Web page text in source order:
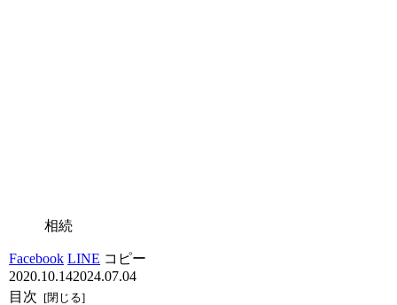
相続
Facebook LINE コピー
2020.10.142024.07.04
目次